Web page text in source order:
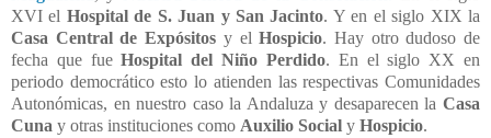
XVI el Hospital de S. Juan y San Jacinto. Y en el siglo XIX la
Casa Central de Expósitos y elHospicio. Hay otro dudoso de
fecha que fueHospital del Niño Perdido. En el siglo XX en
periodo democrático esto lo atienden las respectivas Comunidades
Autonómicas, en nuestro caso la Andaluza y desaparecen la Casa
Cuna y otras instituciones como Auxilio Social y Hospicio.